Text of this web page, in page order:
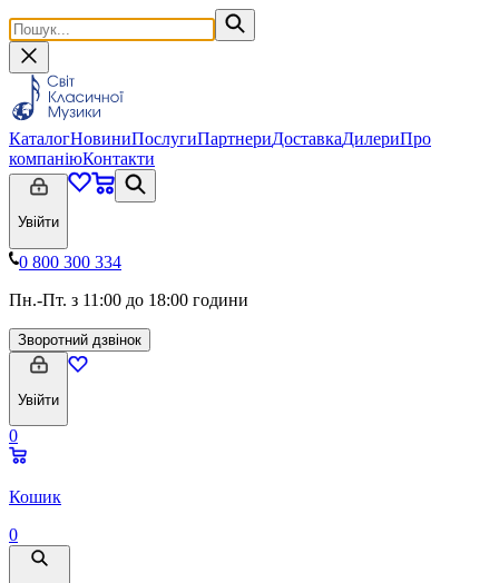
КаталогНовиниПослугиПартнериДоставкаДилериПро
компаніюКонтакти
Увійти
0 800 300 334
Пн.-Пт. з 11:00 до 18:00 години
Зворотний дзвінок
Увійти
0
Кошик
0